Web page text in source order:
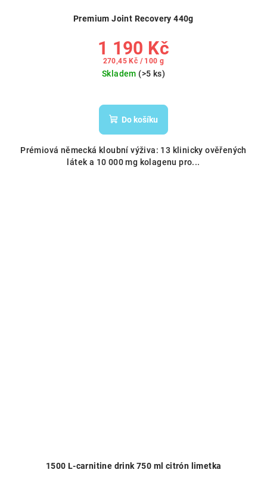
Premium Joint Recovery 440g
1 190 Kč
Měrná
270,45 Kč / 100 g
Skladem (>5 ks)
Do košíku
Prémiová německá kloubní výživa: 13 klinicky ověřených
látek a 10 000 mg kolagenu pro...
1500 L-carnitine drink 750 ml citrón limetka